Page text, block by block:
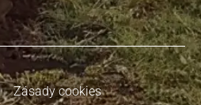
Zásady cookies